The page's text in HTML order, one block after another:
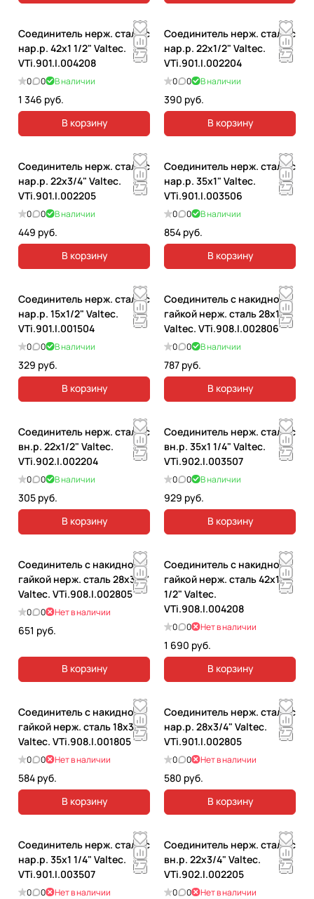
Соединитель нерж. сталь с
нар.р. 42х1 1/2" Valtec.
VTi.901.I.004208
0 0 В наличии
1 346 руб.
В корзину
Соединитель нерж. сталь с
нар.р. 22х1/2" Valtec.
VTi.901.I.002204
0 0 В наличии
390 руб.
В корзину
Соединитель нерж. сталь с
нар.р. 22х3/4" Valtec.
VTi.901.I.002205
0 0 В наличии
449 руб.
В корзину
Соединитель нерж. сталь с
нар.р. 35х1" Valtec.
VTi.901.I.003506
0 0 В наличии
854 руб.
В корзину
Соединитель нерж. сталь с
нар.р. 15х1/2" Valtec.
VTi.901.I.001504
0 0 В наличии
329 руб.
В корзину
Соединитель с накидной
гайкой нерж. сталь 28х1"
Valtec. VTi.908.I.002806
0 0 В наличии
787 руб.
В корзину
Соединитель нерж. сталь с
вн.р. 22х1/2" Valtec.
VTi.902.I.002204
0 0 В наличии
305 руб.
В корзину
Соединитель нерж. сталь с
вн.р. 35х1 1/4" Valtec.
VTi.902.I.003507
0 0 В наличии
929 руб.
В корзину
Соединитель с накидной
гайкой нерж. сталь 28х3/4"
Valtec. VTi.908.I.002805
0 0 Нет в наличии
651 руб.
В корзину
Соединитель с накидной
гайкой нерж. сталь 42х1
1/2" Valtec.
VTi.908.I.004208
0 0 Нет в наличии
1 690 руб.
В корзину
Соединитель с накидной
гайкой нерж. сталь 18х3/4"
Valtec. VTi.908.I.001805
0 0 Нет в наличии
584 руб.
В корзину
Соединитель нерж. сталь с
нар.р. 28х3/4" Valtec.
VTi.901.I.002805
0 0 Нет в наличии
580 руб.
В корзину
Соединитель нерж. сталь с
нар.р. 35х1 1/4" Valtec.
VTi.901.I.003507
0 0 Нет в наличии
Соединитель нерж. сталь с
вн.р. 22х3/4" Valtec.
VTi.902.I.002205
0 0 Нет в наличии